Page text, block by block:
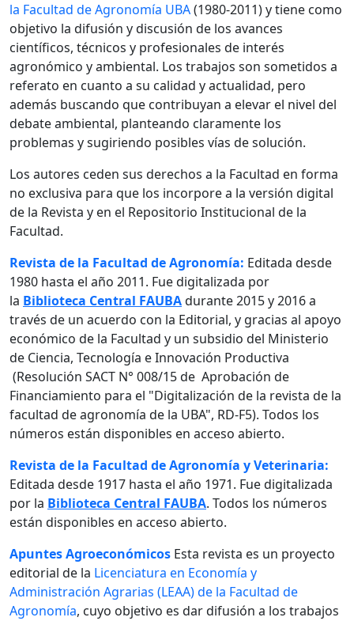
la Facultad de Agronomía UBA(1980-2011) y tiene como
objetivo la difusión y discusión de los avances
científicos, técnicos y profesionales de interés
agronómico y ambiental. Los trabajos son sometidos a
referato en cuanto a su calidad y actualidad, pero
además buscando que contribuyan a elevar el nivel del
debate ambiental, planteando claramente los
problemas y sugiriendo posibles vías de solución.
Los autores ceden sus derechos a la Facultad en forma
no exclusiva para que los incorpore a la versión digital
de la Revista y en el Repositorio Institucional de la
Facultad.
Revista de la Facultad de Agronomía: Editada desde
1980 hasta el año 2011. Fue digitalizada por
la Biblioteca Central FAUBAdurante 2015 y 2016 a
través de un acuerdo con la Editorial, y gracias al apoyo
económico de la Facultad y un subsidio del Ministerio
de Ciencia, Tecnología e Innovación Productiva
(Resolución SACT N° 008/15 de Aprobación de
Financiamiento para el "Digitalización de la revista de la
facultad de agronomía de la UBA", RD-F5). Todos los
números están disponibles en acceso abierto.
Revista de la Facultad de Agronomía y Veterinaria:
Editada desde 1917 hasta el año 1971. Fue digitalizada
por la Biblioteca Central FAUBA. Todos los números
están disponibles en acceso abierto.
Apuntes Agroeconómicos Esta revista es un proyecto
editorial de la Licenciatura en Economía y
Administración Agrarias (LEAA) de la Facultad de
Agronomía, cuyo objetivo es dar difusión a los trabajos